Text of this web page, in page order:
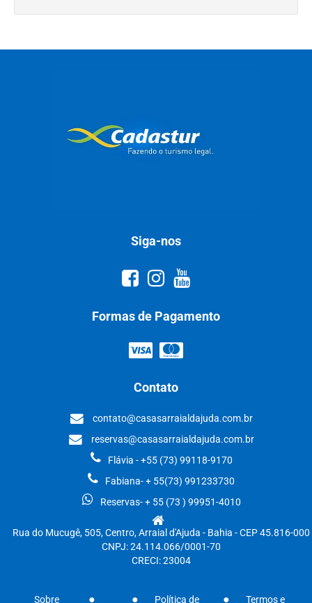
Siga-nos
Formas de Pagamento
Contato
contato@casasarraialdajuda.com.br
reservas@casasarraialdajuda.com.br
Flávia - +55 (73) 99118-9170
Fabiana- + 55(73) 991233730
Reservas- + 55 (73 ) 99951-4010
Rua do Mucugê, 505, Centro, Arraial d'Ajuda - Bahia - CEP 45.816-000
CNPJ: 24.114.066/0001-70
CRECI: 23004
Sobre Política de Termos e